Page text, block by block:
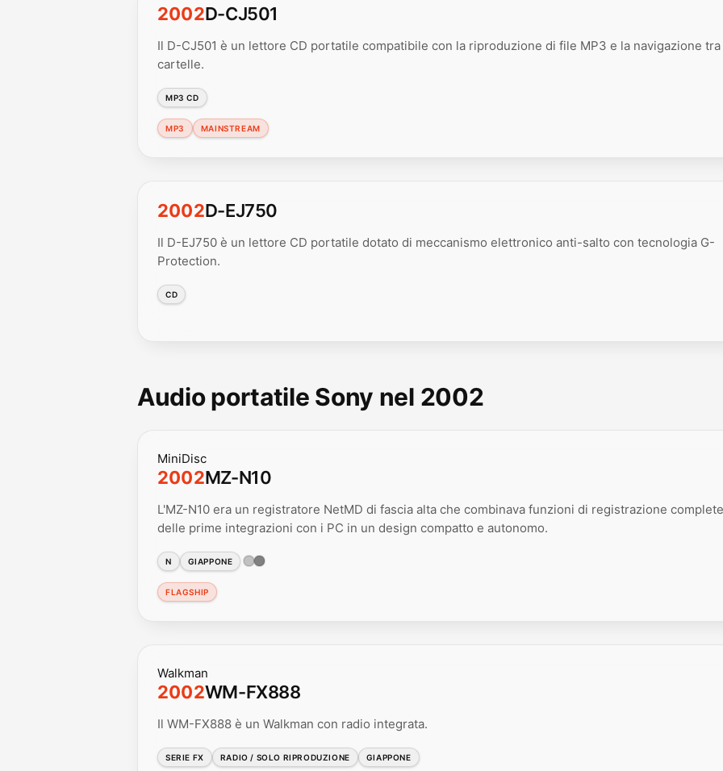
2002D-CJ501
Il D-CJ501 è un lettore CD portatile compatibile con la riproduzione di file MP3 e la navigazione
cartelle.
MP3 CD
MP3 MAINSTREAM
2002D-EJ750
Il D-EJ750 è un lettore CD portatile dotato di meccanismo elettronico anti-salto con tecnologia G-
Protection.
CD
Audio portatile Sony nel 2002
MiniDisc
2002MZ-N10
L'MZ-N10 era un registratore NetMD di fascia alta che combinava funzioni di registrazione
delle prime integrazioni con i PC in un design compatto e autonomo.
N GIAPPONE
FLAGSHIP
Walkman
2002WM-FX888
Il WM-FX888 è un Walkman con radio integrata.
SERIE FX RADIO / SOLO RIPRODUZIONE GIAPPONE